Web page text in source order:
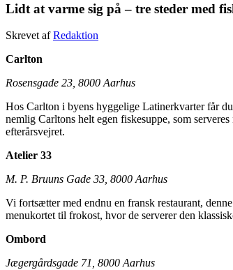
Lidt at varme sig på – tre steder med
Skrevet afRedaktion
Carlton
Rosensgade 23, 8000 Aarhus
Hos Carlton i byens hyggelige Latinerkvarter får
nemlig Carltons helt egen fiskesuppe, som
efterårsvejret.
Atelier 33
M. P. Bruuns Gade 33, 8000 Aarhus
Vi fortsætter med endnu en fransk restaurant,
menukortet til frokost, hvor de serverer den
Ombord
Jægergårdsgade 71, 8000 Aarhus